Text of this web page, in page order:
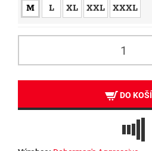
M L XL XXL XXXL
DO